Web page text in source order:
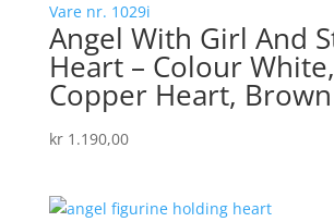
Vare nr. 1029i
Angel With Girl And
Heart – Colour White,
Copper Heart,
kr1.190,00